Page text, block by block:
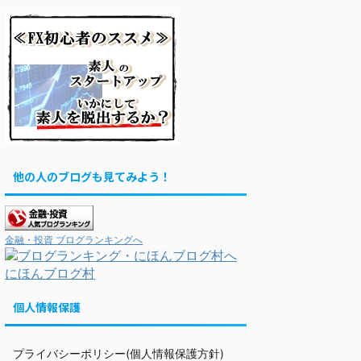
他の人のブログも見てみよう！
金融・投資 ブログランキングへ
にほんブログ村
個人情報保護
プライバシーポリシー(個人情報保護方針)